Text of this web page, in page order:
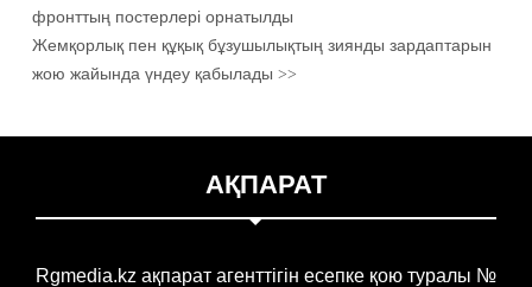
фронттың постерлері орнатылды
Жемқорлық пен құқық бұзушылықтың зиянды зардаптарын
жою жайында үндеу қабылады >>
АҚПАРАТ
Rgmedia.kz ақпарат агенттігін есепке қою туралы №